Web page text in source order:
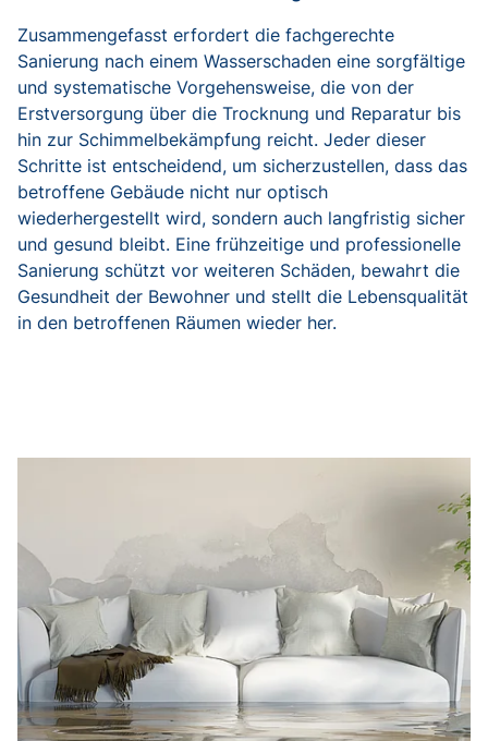
Zusammengefasst erfordert die fachgerechte
Sanierung nach einem Wasserschaden eine sorgfältige
und systematische Vorgehensweise, die von der
Erstversorgung über die Trocknung und Reparatur bis
hin zur Schimmelbekämpfung reicht. Jeder dieser
Schritte ist entscheidend, um sicherzustellen, dass das
betroffene Gebäude nicht nur optisch
wiederhergestellt wird, sondern auch langfristig sicher
und gesund bleibt. Eine frühzeitige und professionelle
Sanierung schützt vor weiteren Schäden, bewahrt die
Gesundheit der Bewohner und stellt die Lebensqualität
in den betroffenen Räumen wieder her.